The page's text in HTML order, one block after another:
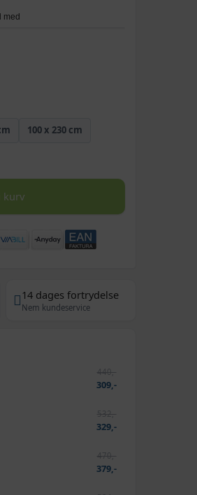
100 x 230 cm
kurv
14 dages fortrydelse
Nem kundeservice
440,-
309,-
532,-
329,-
470,-
379,-